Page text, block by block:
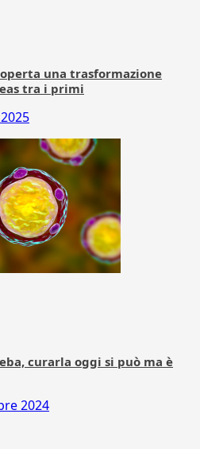
una trasformazione
tra i primi
curarla oggi si può ma è
2024